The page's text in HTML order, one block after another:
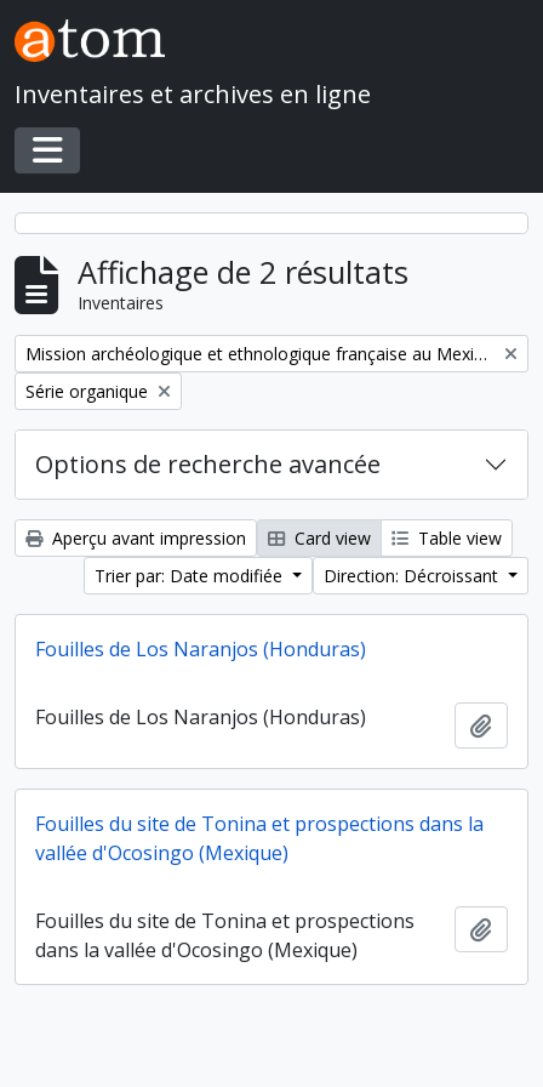
Skip to main content
Inventaires et archives en ligne
Toggle navigation
Affichage de 2 résultats
Inventaires
Remove filter:
Mission archéologique et ethnologique française au Mexique
Remove filter:
Série organique
Options de recherche avancée
Aperçu avant impression Card view
Table view
Trier par: Date modifiée
Direction: Décroissant
Fouilles de Los Naranjos (Honduras)
Fouilles de Los Naranjos (Honduras)
Fouilles du site de Tonina et prospections dans la
vallée d'Ocosingo (Mexique)
Fouilles du site de Tonina et prospections
dans la vallée d'Ocosingo (Mexique)